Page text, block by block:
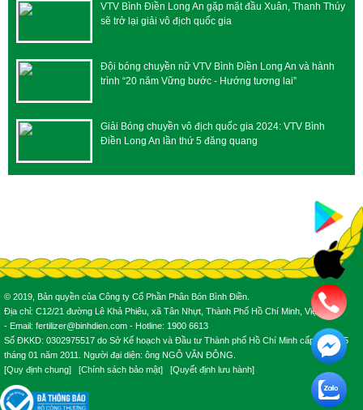
VTV Bình Điền Long An gặp mặt đầu Xuân, Thanh Thúy
sẽ trở lại giải vô địch quốc gia
Đội bóng chuyền nữ VTV Bình Điền Long An và hành
trình “20 năm Vững bước - Hướng tương lai”
Giải Bóng chuyền vô địch quốc gia 2024: VTV Bình
Điền Long An lần thứ 5 đăng quang
© 2019, Bản quyền của Công ty Cổ Phần Phân Bón Bình Điền.
Địa chỉ: C12/21 đường Lê Khả Phiêu, xã Tân Nhựt, Thành Phố Hồ Chí Minh, Việt Nam.
- Email: fertilizer@binhdien.com - Hotline: 1900 6613
Số ĐKKD: 0302975517 do Sở Kế hoạch và Đầu tư Thành phố Hồ Chí Minh cấp ngày 25
tháng 01 năm 2011. Người đại diện: ông NGÔ VĂN ĐÔNG.
[Quy định chung] [Chính sách bảo mật] [Quyết định lưu hành]